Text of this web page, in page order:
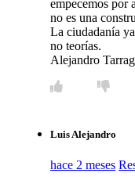
empecemos por
no es una
La ciudadanía
no teorías.
​Alejandro
Luis Alejandro
hace 2 meses